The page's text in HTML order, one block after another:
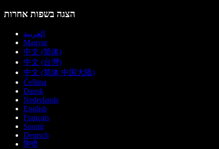
הצגה בשפות אחרות
العربية
Magyar
中文 (简体)
中文 (台灣)
中文 (简体 中国大陆)
Čeština
Dansk
Nederlands
English
Français
Suomi
Deutsch
हिन्दी